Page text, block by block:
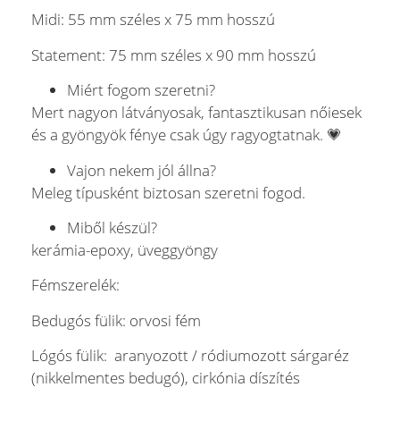
Midi: 55 mm széles x 75 mm hosszú
Statement: 75 mm széles x 90 mm hosszú
Miért fogom szeretni?
Mert nagyon látványosak, fantasztikusan nőiesek
és a gyöngyök fénye csak úgy ragyogtatnak. 💗
Vajon nekem jól állna?
Meleg típusként biztosan szeretni fogod.
Miből készül?
kerámia-epoxy, üveggyöngy
Fémszerelék:
Bedugós fülik: orvosi fém
Lógós fülik: aranyozott / ródiumozott sárgaréz
(nikkelmentes bedugó), cirkónia díszítés